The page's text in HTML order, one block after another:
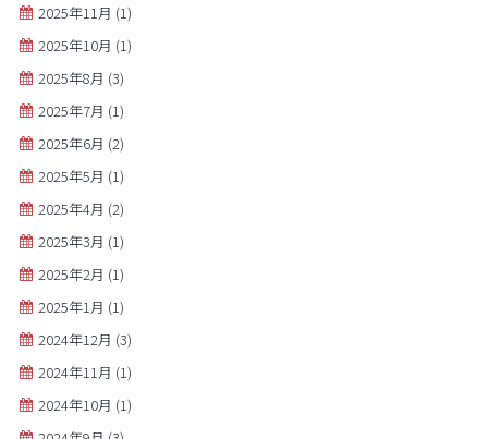
2025年11月 (1)
2025年10月 (1)
2025年8月 (3)
2025年7月 (1)
2025年6月 (2)
2025年5月 (1)
2025年4月 (2)
2025年3月 (1)
2025年2月 (1)
2025年1月 (1)
2024年12月 (3)
2024年11月 (1)
2024年10月 (1)